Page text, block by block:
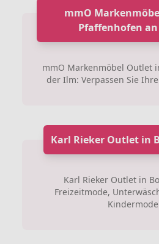
mmO
Pfaffenhofen
mmO Markenmöbel Outlet
der Ilm: Verpassen Sie
Karl Rieker Outlet in
Karl Rieker Outlet in
Freizeitmode,